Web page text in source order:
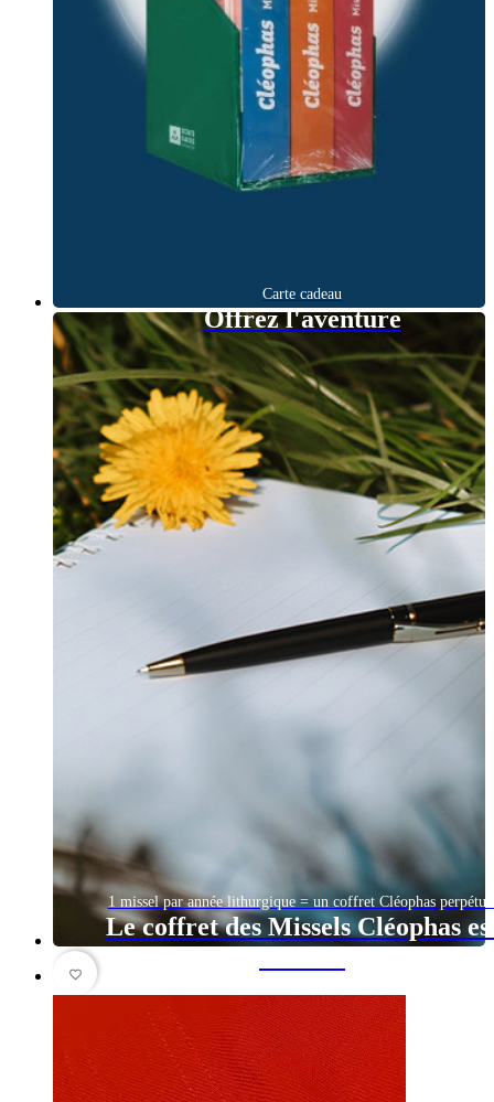
Carte cadeau
Offrez l'aventure
1 missel par année lithurgique = un coffret Cléophas
Le coffret des Missels Cléophas
favorite_border